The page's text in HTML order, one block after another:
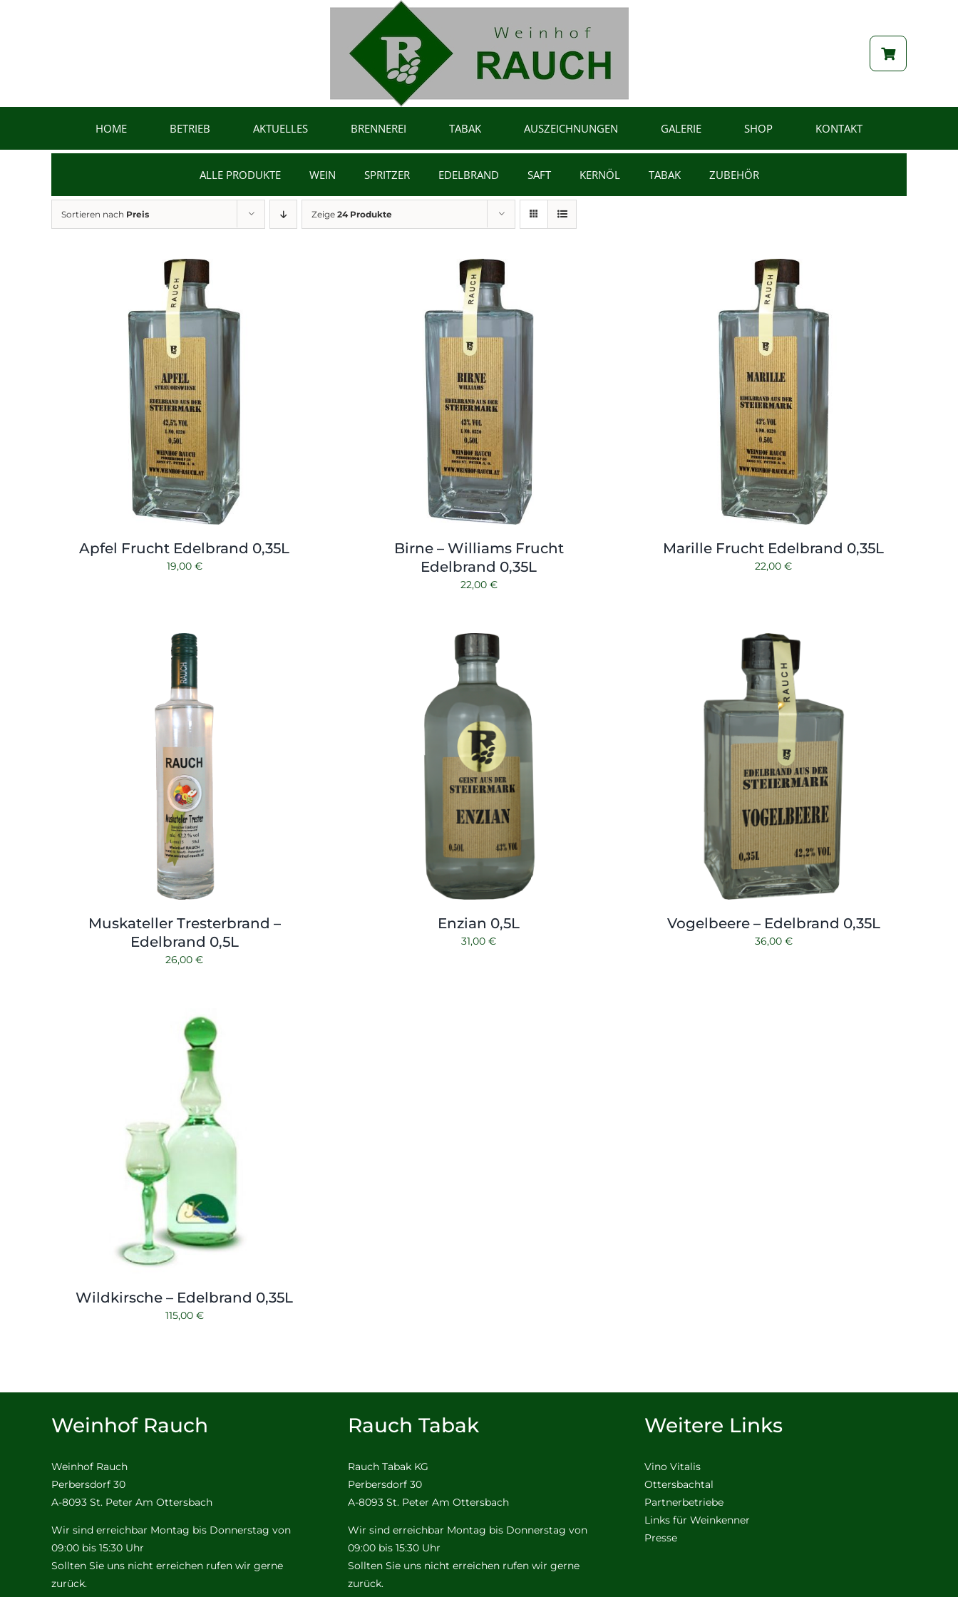
HOME BETRIEB AKTUELLES BRENNEREI TABAK AUSZEICHNUNGEN GALERIE SHOP KONTAKT
ALLE PRODUKTE WEIN SPRITZER EDELBRAND SAFT KERNÖL TABAK ZUBEHÖR
Sortieren nach Preis Zeige 24 Produkte
Apfel Frucht Edelbrand 0,35L
19,00 €
Birne – Williams Frucht
Edelbrand 0,35L
22,00 €
Marille Frucht Edelbrand 0,35L
22,00€
Muskateller Tresterbrand –
Edelbrand 0,5L
26,00€
Enzian 0,5L
31,00€
Vogelbeere – Edelbrand 0,35L
36,00 €
Wildkirsche – Edelbrand 0,35L
115,00 €
Weinhof Rauch
Weinhof Rauch
Perbersdorf 30
A-8093 St. Peter Am Ottersbach
Wir sind erreichbar Montag bis Donnerstag von
09:00 bis 15:30 Uhr
Sollten Sie uns nicht erreichen rufen wir gerne
zurück.
Rauch Tabak
Rauch Tabak KG
Perbersdorf 30
A-8093 St. Peter Am Ottersbach
Wir sind erreichbar Montag bis Donnerstag von
09:00 bis 15:30 Uhr
Sollten Sie uns nicht erreichen rufen wir gerne
zurück.
Weitere Links
Vino Vitalis
Ottersbachtal
Partnerbetriebe
Links für Weinkenner
Presse